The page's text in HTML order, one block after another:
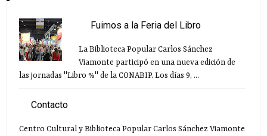
Fuimos a la Feria del Libro
La Biblioteca Popular Carlos Sánchez
Viamonte participó en una nueva edición de
las jornadas "Libro %" de la CONABIP. Los días 9, ...
Contacto
Centro Cultural y Biblioteca Popular Carlos Sánchez Viamonte